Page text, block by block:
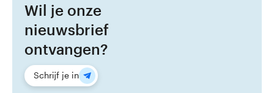
Wil je onze
nieuwsbrief
ontvangen?
Schrijf je in